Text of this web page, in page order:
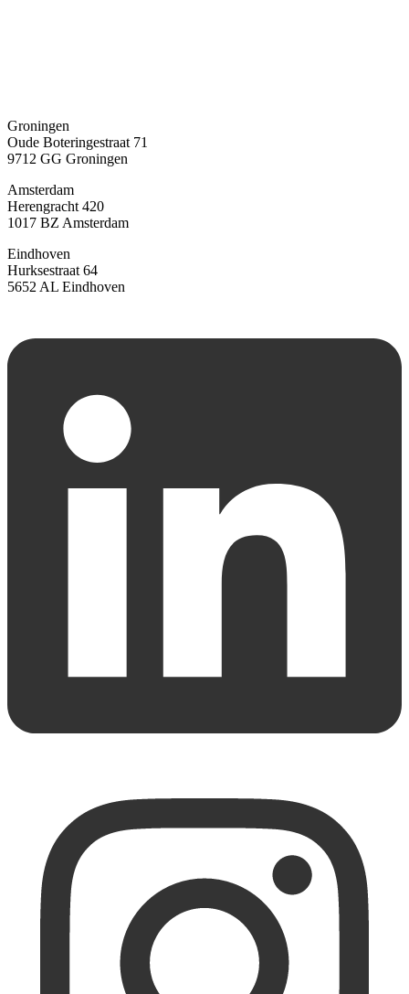
Groningen
Oude Boteringestraat 71
9712 GG Groningen
Amsterdam
Herengracht 420
1017 BZ Amsterdam
Eindhoven
Hurksestraat 64
5652 AL Eindhoven